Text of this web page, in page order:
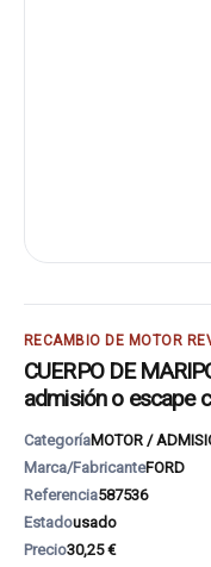
RECAMBIO DE MOTOR
CUERPO DE
admisión o escape
CategoríaMOTOR /
Marca/FabricanteFORD
Referencia587536
Estadousado
Precio30,25 €